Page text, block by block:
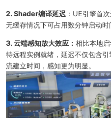
2. Shader编译延迟 ：UE引擎首
无缓存情况下可占用数分钟启动时
3. 云端感知放大效应：相比本地
待远程实例就绪，延迟不仅包含
流建立时间，感知更为明显。